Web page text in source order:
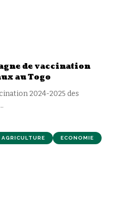
de vaccination
au Togo
2024-2025 des
…
AGRICULTURE ECONOMIE